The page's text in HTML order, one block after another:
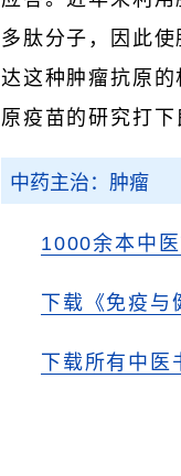
多肽分子，因此
达这种肿瘤抗原
原疫苗的研究打下
中药主治：肿瘤
1000余本中
下载《免疫与
下载所有中医